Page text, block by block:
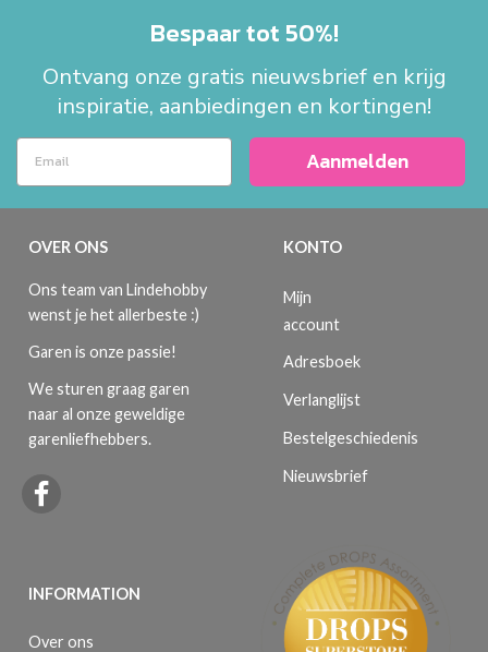
Bespaar tot 50%!
Ontvang onze gratis nieuwsbrief en krijg
inspiratie, aanbiedingen en kortingen!
Aanmelden
OVER ONS
Ons team van Lindehobby
wenst je het allerbeste :)
Garen is onze passie!
We sturen graag garen
naar al onze geweldige
garenliefhebbers.
INFORMATION
Over ons
KONTO
Mijn
account
Adresboek
Verlanglijst
Bestelgeschiedenis
Nieuwsbrief